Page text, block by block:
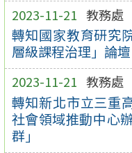
2023-11-21 教務處
轉知國家教育研究
層級課程治理」論壇
2023-11-21 教務處
轉知新北市立三重
社會領域推動中心
群」